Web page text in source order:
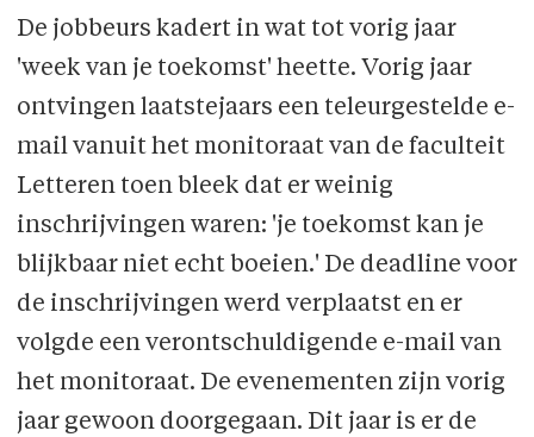
De jobbeurs kadert in wat tot vorig jaar
'week van je toekomst' heette. Vorig jaar
ontvingen laatstejaars een teleurgestelde e-
mail vanuit het monitoraat van de faculteit
Letteren toen bleek dat er weinig
inschrijvingen waren: 'je toekomst kan je
blijkbaar niet echt boeien.' De deadline voor
de inschrijvingen werd verplaatst en er
volgde een verontschuldigende e-mail van
het monitoraat. De evenementen zijn vorig
jaar gewoon doorgegaan. Dit jaar is er de